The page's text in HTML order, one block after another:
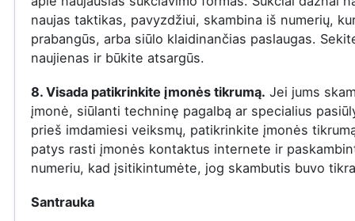
naujas taktikas, pavyzdžiui, skambina iš numerių,
prabangūs, arba siūlo klaidinančias paslaugas.
naujienas ir būkite atsargūs.
8. Visada patikrinkite įmonės tikrumą. Jei jums
įmonė, siūlanti techninę pagalbą ar specialius
prieš imdamiesi veiksmų, patikrinkite įmonės
patys rasti įmonės kontaktus internete ir
numeriu, kad įsitikintumėte, jog skambutis buvo
Santrauka